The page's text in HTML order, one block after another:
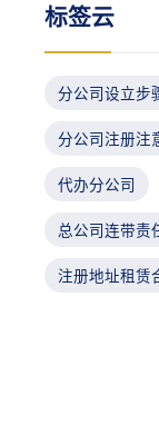
标签云
分公司设立步
分公司注册注
代办分公司
总公司连带责
注册地址租赁